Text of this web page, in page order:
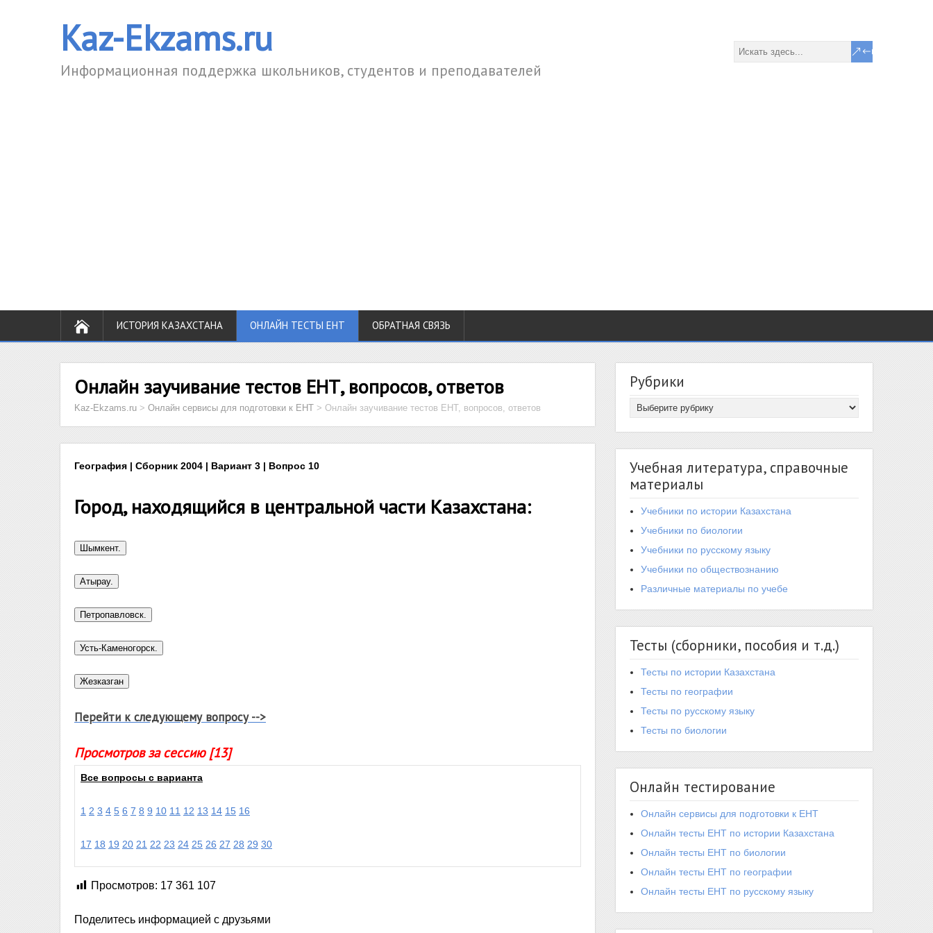
Kaz-Ekzams.ru
Информационная поддержка школьников, студентов и преподавателей
ИСТОРИЯ КАЗАХСТАНА ОНЛАЙН ТЕСТЫ ЕНТ ОБРАТНАЯ СВЯЗЬ
Онлайн заучивание тестов ЕНТ, вопросов, ответов
Kaz-Ekzams.ru > Онлайн сервисы для подготовки к ЕНТ > Онлайн заучивание тестов ЕНТ, вопросов, ответов
География | Сборник 2004 | Вариант 3 | Вопрос 10
Город, находящийся в центральной части Казахстана:
Перейти к следующему вопросу -->
Просмотров за сессию [13]
Все вопросы с варианта
1 2 3 4 5 6 7 8 9 10 11 12 13 14 15 16
17 18 19 20 21 22 23 24 25 26 27 28 29 30
Просмотров: 17 361 107
Поделитесь информацией с друзьями
Рубрики
Учебная литература, справочные
материалы
Учебники по истории Казахстана
Учебники по биологии
Учебники по русскому языку
Учебники по обществознанию
Различные материалы по учебе
Тесты (сборники, пособия и т.д.)
Тесты по истории Казахстана
Тесты по географии
Тесты по русскому языку
Тесты по биологии
Онлайн тестирование
Онлайн сервисы для подготовки к ЕНТ
Онлайн тесты ЕНТ по истории Казахстана
Онлайн тесты ЕНТ по биологии
Онлайн тесты ЕНТ по географии
Онлайн тесты ЕНТ по русскому языку